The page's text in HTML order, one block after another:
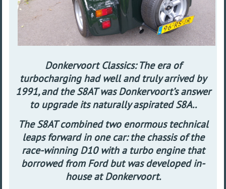
Donkervoort Classics: The era of
turbocharging had well and truly arrived by
1991, and the S8AT was Donkervoort’s answer
to upgrade its naturally aspirated S8A..
The S8AT combined two enormous technical
leaps forward in one car: the chassis of the
race-winning D10 with a turbo engine that
borrowed from Ford but was developed in-
house at Donkervoort.